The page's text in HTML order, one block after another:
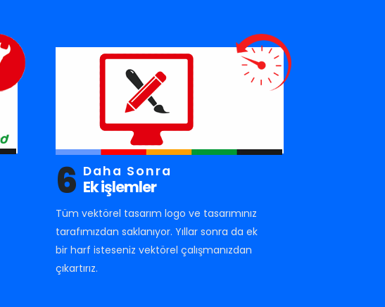
6 Daha Sonra
Ek işlemler
Tüm vektörel tasarım logo ve tasarımınız
tarafımızdan saklanıyor. Yıllar sonra da ek
bir harf isteseniz vektörel çalışmanızdan
çıkartırız.